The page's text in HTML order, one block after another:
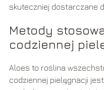
skuteczniej dostarczane
Metody
codziennej
Aloes to roślina
codziennej pielęgnacji